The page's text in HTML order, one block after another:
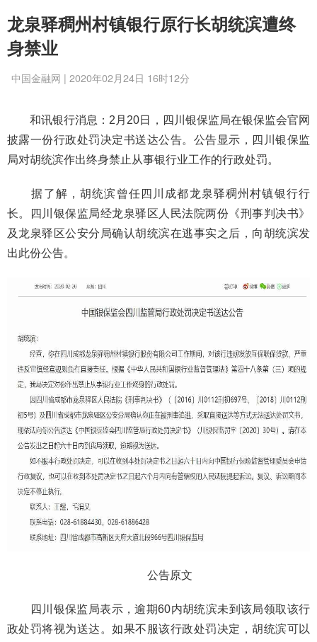
龙泉驿稠州村镇银行原行长胡统滨遭终
身禁业
中国金融网 | 2020年02月24日 16时12分
和讯银行消息：2月20日，四川银保监局在银保监会官网
披露一份行政处罚决定书送达公告。公告显示，四川银保监
局对胡统滨作出终身禁止从事银行业工作的行政处罚。
据了解，胡统滨曾任四川成都龙泉驿稠州村镇银行行
长。四川银保监局经龙泉驿区人民法院两份《刑事判决书》
及龙泉驿区公安分局确认胡统滨在逃事实之后，向胡统滨发
出此份公告。
公告原文
四川银保监局表示，逾期60内胡统滨未到该局领取该行
政处罚将视为送达。如果不服该行政处罚决定，胡统滨可以